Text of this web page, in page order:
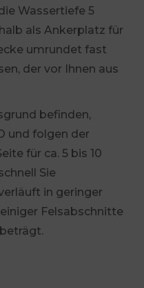
Wassertiefe 5
als Ankerplatz für
umrundet fast
der vor Ihnen aus
befinden,
und folgen der
für ca. 5 bis 10
Sie
in geringer
Felsabschnitte